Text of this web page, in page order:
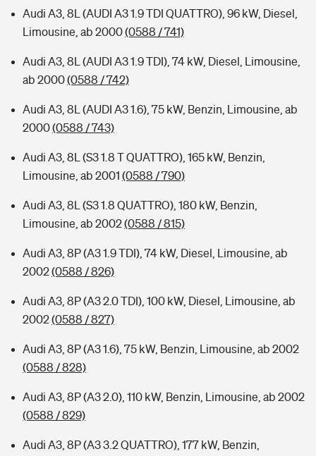
Audi A3, 8L (AUDI A3 1.9 TDI QUATTRO), 96 kW, Diesel,
Limousine, ab 2000(0588 / 741)
Audi A3, 8L (AUDI A3 1.9 TDI), 74 kW, Diesel, Limousine,
ab 2000(0588 / 742)
Audi A3, 8L (AUDI A3 1.6), 75 kW, Benzin, Limousine, ab
2000(0588 / 743)
Audi A3, 8L (S3 1.8 T QUATTRO), 165 kW, Benzin,
Limousine, ab 2001 (0588 / 790)
Audi A3, 8L (S3 1.8 QUATTRO), 180 kW, Benzin,
Limousine, ab 2002(0588 / 815)
Audi A3, 8P (A3 1.9 TDI), 74 kW, Diesel, Limousine, ab
2002(0588 / 826)
Audi A3, 8P (A3 2.0 TDI), 100 kW, Diesel, Limousine, ab
2002(0588 / 827)
Audi A3, 8P (A3 1.6), 75 kW, Benzin, Limousine, ab 2002
(0588 / 828)
Audi A3, 8P (A3 2.0), 110 kW, Benzin, Limousine, ab 2002
(0588 / 829)
Audi A3, 8P (A3 3.2 QUATTRO), 177 kW, Benzin,